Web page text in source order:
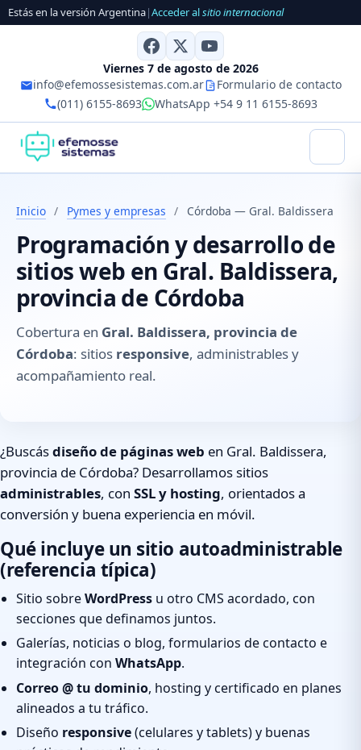
Estás en la versión Argentina|Acceder alsitio internacional
Viernes 7 de agosto de 2026
info@efemossesistemas.com.ar
Formulario de contacto
(011) 6155-8693
WhatsApp +54 9 11 6155-8693
Inicio / Pymes y empresas / Córdoba — Gral. Baldissera
Programación y desarrollo de
sitios web en Gral. Baldissera,
provincia de Córdoba
Cobertura en Gral. Baldissera, provincia de
Córdoba: sitios responsive, administrables y
acompañamiento real.
¿Buscásdiseño de páginas web en Gral. Baldissera,
provincia de Córdoba? Desarrollamos sitios
administrables, con SSL y hosting, orientados a
conversión y buena experiencia en móvil.
Qué incluye un sitio autoadministrable
(referencia típica)
Sitio sobreWordPress u otro CMS acordado, con
secciones que definamos juntos.
Galerías, noticias o blog, formularios de contacto e
integración con WhatsApp.
Correo @ tu dominio, hosting y certificado en planes
alineados a tu tráfico.
Diseño responsive(celulares y tablets) y buenas